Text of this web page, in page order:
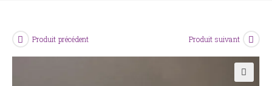
Produit précédent Produit suivant